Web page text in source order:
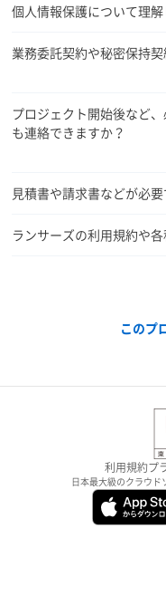
個人情報保護について理
業務委託契約や秘密保持
プロジェクト開始後など
も連絡できますか？
見積書や請求書などが必
ランサーズの利用規約や
このプ
利用規約プ
日本最大級のクラウド